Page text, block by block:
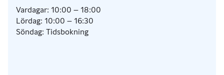
Vardagar: 10:00 – 18:00
Lördag: 10:00 – 16:30
Söndag: Tidsbokning